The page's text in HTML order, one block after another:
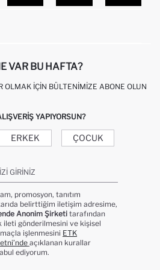
VAR BU HAFTA?
OLMAK İÇIN BÜLTENIMIZE ABONE OLUN
YAPIYORSUN?
ERKEK ÇOCUK
GIRINIZ
promosyon, tanıtım
belirttiğim iletişim adresime,
Anonim Şirketi tarafından
gönderilmesini ve kişisel
işlenmesini ETK
açıklanan kurallar
ediyorum.